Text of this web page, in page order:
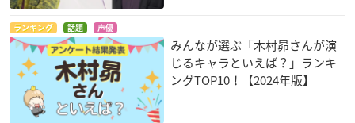
ランキング 話題 声優
みんなが選ぶ「木村昴さんが演
じるキャラといえば？」ランキ
ングTOP10！【2024年版】